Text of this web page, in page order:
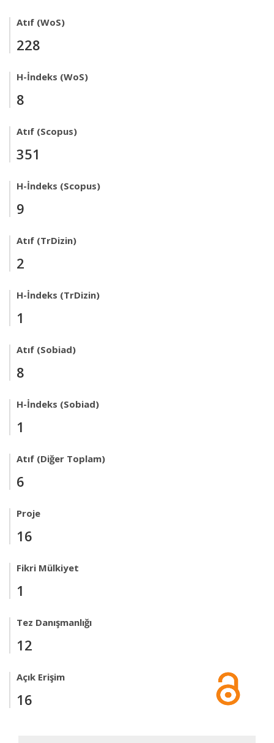
Atıf (WoS)
228
H-İndeks (WoS)
8
Atıf (Scopus)
351
H-İndeks (Scopus)
9
Atıf (TrDizin)
2
H-İndeks (TrDizin)
1
Atıf (Sobiad)
8
H-İndeks (Sobiad)
1
Atıf (Diğer Toplam)
6
Proje
16
Fikri Mülkiyet
1
Tez Danışmanlığı
12
Açık Erişim
16